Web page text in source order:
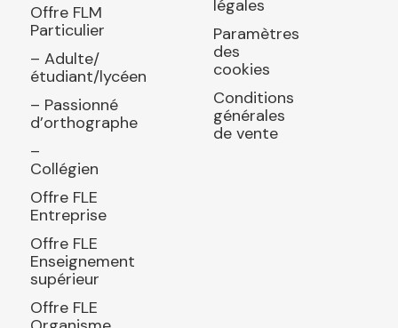
Offre FLM
Particulier
– Adulte/
étudiant/lycéen
– Passionné
d’orthographe
–
Collégien
Offre FLE
Entreprise
Offre FLE
Enseignement
supérieur
Offre FLE
légales
Paramètres
des
cookies
Conditions
générales
de vente